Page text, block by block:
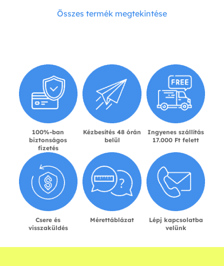
Összes termék megtekintése
100%-ban
biztonságos
fizetés
Kézbesítés 48 órán
belül
Ingyenes szállítás
17.000 Ft felett
Csere és
visszaküldés
Mérettáblázat
Lépj kapcsolatba
velünk